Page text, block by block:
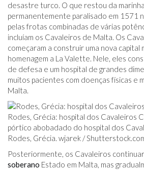
desastre turco. O que restou da
permanentemente paralisado em 1571
pelas frotas combinadas de várias
incluíam os Cavaleiros de Malta. Os
começaram a construir uma nova capital
homenagem a La Valette. Nele, eles
de defesa e um hospital de grandes
muitos pacientes com doenças físicas e
Malta.
Rodes, Grécia: hospital dos Cavaleiros
pórtico abobadado do hospital dos
Rodes, Grécia. wjarek /
Posteriormente, os Cavaleiros
soberano Estado em Malta, mas